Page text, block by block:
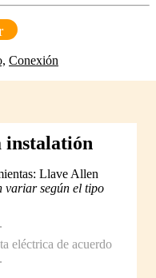
Conexión
instalatión
Llave Allen
variar según el tipo
eléctrica de acuerdo